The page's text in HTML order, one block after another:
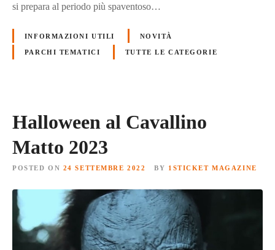
si prepara al periodo più spaventoso…
INFORMAZIONI UTILI NOVITÀ
PARCHI TEMATICI TUTTE LE CATEGORIE
Halloween al Cavallino
Matto 2023
POSTED ON 24 SETTEMBRE 2022 BY 1STICKET MAGAZINE